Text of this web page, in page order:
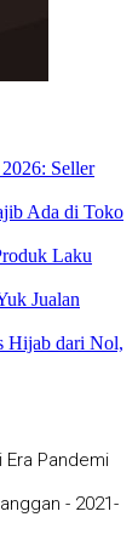
Seller
Ada di Toko
Laku
Jualan
Hijab dari Nol,
Era Pandemi
- 2021-